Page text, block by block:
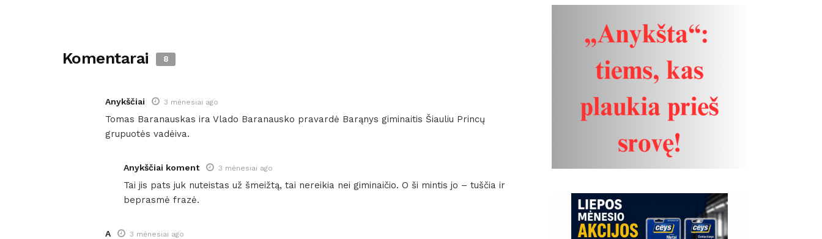
Komentarai 8
Anykščiai 3 mėnesiai ago
Tomas Baranauskas ira Vlado Baranausko pravardė Barąnys giminaitis Šiauliu Princų
grupuotės vadėiva.
Anykščiai koment 3 mėnesiai ago
Tai jis pats juk nuteistas už šmeižtą, tai nereikia nei giminaičio. O ši mintis jo – tuščia ir
beprasmė frazė.
A 3 mėnesiai ago